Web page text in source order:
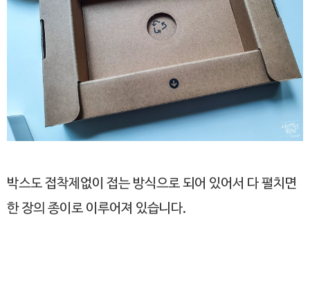
박스도 접착제없이 접는 방식으로 되어 있어서 다 펼치면
한 장의 종이로 이루어져 있습니다.